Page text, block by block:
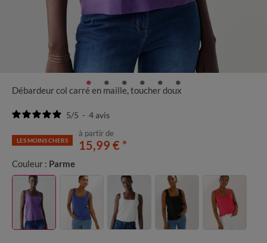
Débardeur col carré en maille, toucher doux
5/5 - 4avis
à partir de
15,99 € *
LES MOINS CHERS
Couleur : Parme